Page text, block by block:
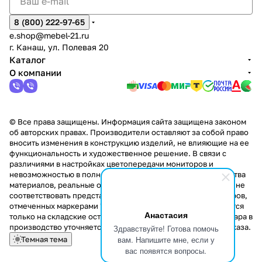
Анастасия
Здравствуйте! Готова помочь
вам. Напишите мне, если у
вас появятся вопросы.
8 (800) 222-97-65
e.shop@mebel-21.ru
г. Канаш, ул. Полевая 20
Каталог
О компании
© Все права защищены. Информация сайта защищена законом
об авторских правах. Производители оставляют за собой право
вносить изменения в конструкцию изделий, не влияющие на ее
функциональность и художественное решение. В связи с
различиями в настройках цветопередачи мониторов и
невозможностью в полной мере передать некоторые свойства
материалов, реальные оттенки и текстуры продукции могут не
соответствовать представленным на сайте. Стоимость товаров,
отмеченных маркерами "Скидка!" и "Акция!" распространяется
только на складские остатки. Стоимость заказа данного товара в
производство уточняется у менеджера при оформлении заказа.
Темная тема